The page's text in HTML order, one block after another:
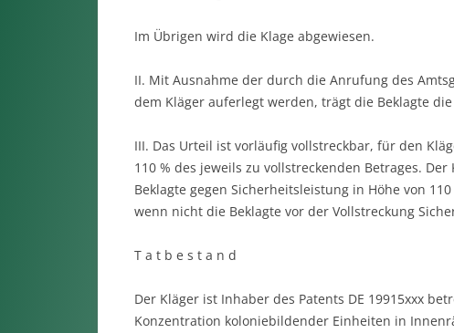
Im Übrigen wird die Klage abgewiesen.
II. Mit Ausnahme der durch die Anrufung des
dem Kläger auferlegt werden, trägt die Beklagte
III. Das Urteil ist vorläufig vollstreckbar, für den
110 % des jeweils zu vollstreckenden Betrages.
Beklagte gegen Sicherheitsleistung in Höhe von
wenn nicht die Beklagte vor der Vollstreckung
T a t b e s t a n d
Der Kläger ist Inhaber des Patents DE 19915xxx
Konzentration koloniebildender Einheiten in